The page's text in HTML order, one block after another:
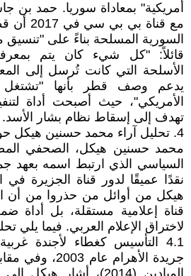
أمريكية" بمعاداة سوريا. حمد بن
مع
السورية المسلحة بناءً على "تنسيق
قائلاً: "كل شيء كان يتم
الأسلحة التي كانت تُرسل إلى
يدعم وصف قطر بأنها "تشتغل
الأمريكي"، حيث أصبحت أداة
تهدف إلى إسقاط نظام بشار الأسد.
4. تحليل آراء محمد حسنين هيكل حول الجزيرة
محمد حسنين هيكل، الصحفي
السياسي الذي ارتبط اسمه بعهد
نقدًا عميقًا لدور قناة الجزيرة في
هيكل من أوائل من حذروا من أن
قناة إعلامية مستقلة، بل أداة
لاختراق الإعلام العربي. فيما يلي
4.1 التأسيس كغطاء لأجندة
جريدة الأهرام